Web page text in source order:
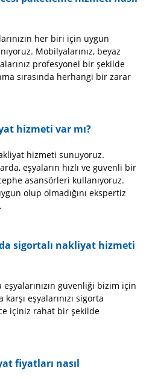
her biri için uygun
Mobilyalarınız, beyaz
profesyonel bir şekilde
sırasında herhangi bir zarar
hizmeti var mı?
hizmeti sunuyoruz.
eşyaların hızlı ve güvenli bir
asansörleri kullanıyoruz.
olup olmadığını ekspertiz
sigortalı nakliyat hizmeti
eşyalarınızın güvenliği bizim için
eşyalarınızı sigorta
içiniz rahat bir şekilde
fiyatları nasıl